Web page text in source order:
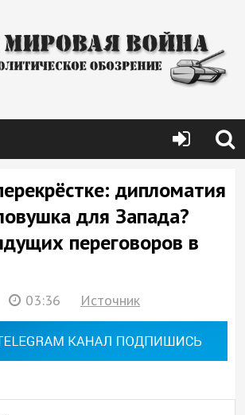
дипломатия
для Запада?
переговоров в
03:36 Источник